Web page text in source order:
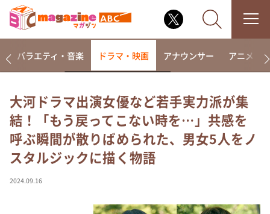
なるみ・岡村の過ぎるTV
相席食堂
これ余談なんですけど・・・
～人生密着トークバラエティ！～ やすとものいたっ
て真剣です
探偵！ナイトスクープ
バラエティ・音楽 ドラマ・映画 アナウンサー アニメ・
大河ドラマ出演女優など若手実力派が集
結！「もう戻ってこない時を…」共感を
呼ぶ瞬間が散りばめられた、男女5人をノ
スタルジックに描く物語
2024.09.16